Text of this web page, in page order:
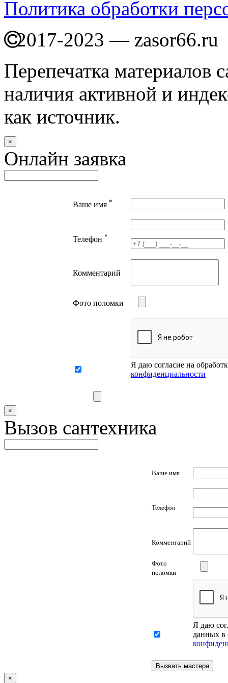
Политика обработки
2017-2023 — zasor66.ru
Перепечатка материалов
наличия активной и
как источник.
×
Онлайн заявка
Ваше имя *
Телефон *
Комментарий
Фото поломки
Я даю согласие на
конфиденциальности
×
Вызов сантехника
Ваше имя
Телефон
Комментарий
Фото
поломки
Я даю
данных в
×